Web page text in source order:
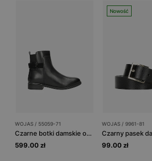
WOJAS / 55059-71
Czarne botki damskie ocieplane skórą owczą
599.00 zł
Nowość
WOJAS / 9961-81
99.00 zł